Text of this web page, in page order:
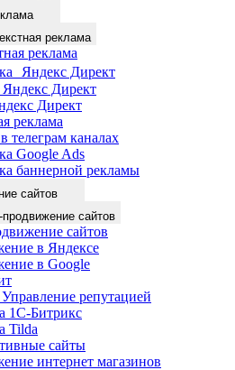
реклама
реклама
Яндекс Директ
Директ
Директ
реклама
телеграм каналах
Google Ads
баннерной рекламы
сайтов
сайтов
сайтов
в Яндексе
в Google
репутацией
1С-Битрикс
Tilda
сайты
интернет магазинов